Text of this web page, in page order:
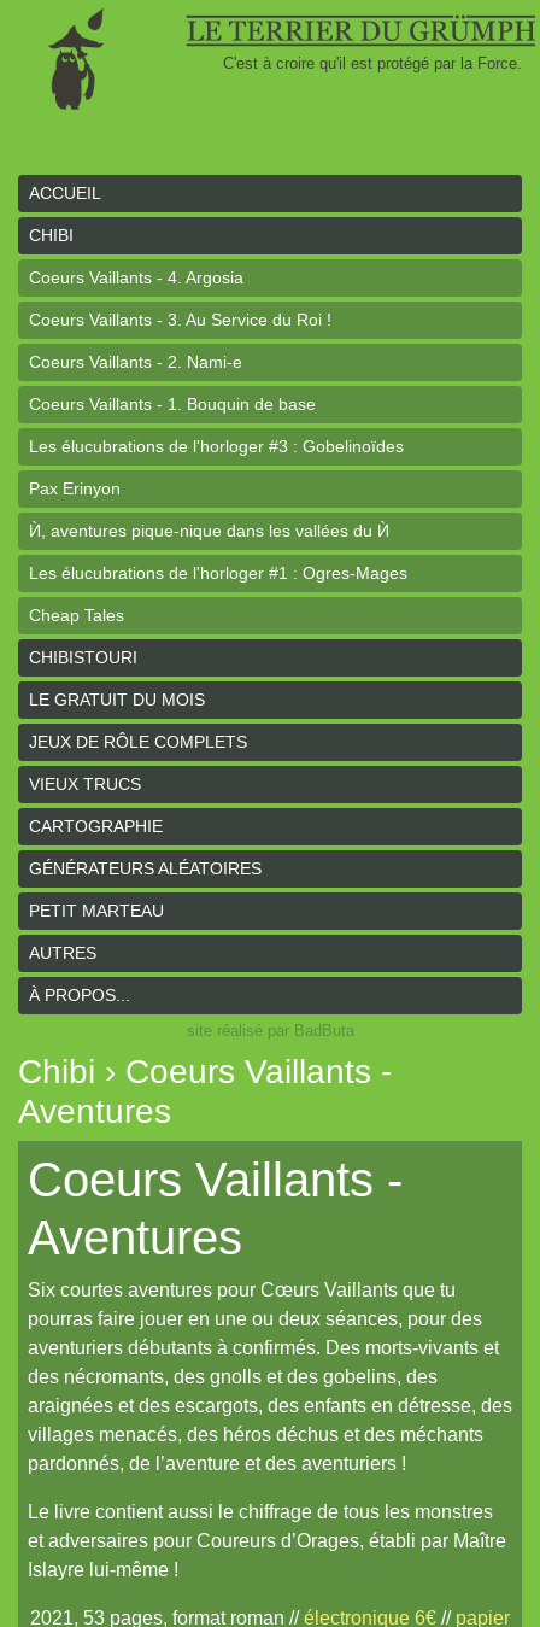
C'est à croire qu'il est protégé par la Force.
ACCUEIL
CHIBI
Coeurs Vaillants - 4. Argosia
Coeurs Vaillants - 3. Au Service du Roi !
Coeurs Vaillants - 2. Nami-e
Coeurs Vaillants - 1. Bouquin de base
Les élucubrations de l'horloger #3 : Gobelinoïdes
Pax Erinyon
Ѝ, aventures pique-nique dans les vallées du Ѝ
Les élucubrations de l'horloger #1 : Ogres-Mages
Cheap Tales
Intrépides
Coeurs Vaillants - Aventures
Coeurs Vaillants - Ogres de gel
Coeurs Vaillants - Compagnon2
Les bas-reliefs des Ruines de Zeriphar
N.YX
Sous l'ombre du Mont Yimsha
Coeurs Vaillants - Compagnon
Coeurs Vaillants // Gallant and Bold
Hârn - le monde de Hârn
De Urbium Graphidibus
La Frontière
Cerbère
TechNoir
Pour une poignée de sapèques
Les Carnets zoographiques du Capitaine Lalande
Donjon sans façon
Aux seuils d'abysses très-anciens
Pti6 // Lil6
La Mort bleue
De Chorographia
Raj Victoria
CHIBISTOURI
LE GRATUIT DU MOIS
JEUX DE RÔLE COMPLETS
VIEUX TRUCS
CARTOGRAPHIE
GÉNÉRATEURS ALÉATOIRES
PETIT MARTEAU
AUTRES
À PROPOS...
site réalisé par BadButa
Chibi › Coeurs Vaillants -
Aventures
Coeurs Vaillants -
Aventures
Six courtes aventures pour Cœurs Vaillants que tu
pourras faire jouer en une ou deux séances, pour des
aventuriers débutants à confirmés. Des morts-vivants et
des nécromants, des gnolls et des gobelins, des
araignées et des escargots, des enfants en détresse, des
villages menacés, des héros déchus et des méchants
pardonnés, de l’aventure et des aventuriers !
Le livre contient aussi le chiffrage de tous les monstres
et adversaires pour Coureurs d’Orages, établi par Maître
Islayre lui-même !
2021, 53 pages, format roman //électronique 6€ // papier